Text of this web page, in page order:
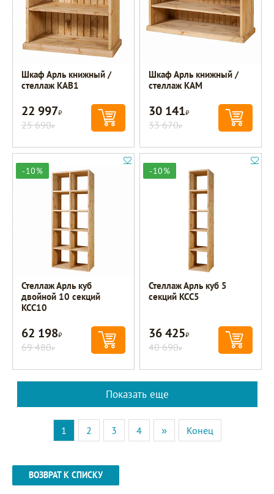
Шкаф Арль книжный /
стеллаж KAB1
22 997Р
25 690Р
Шкаф Арль книжный /
стеллаж KAM
30 141Р
33 670Р
-10%
Стеллаж Арль куб
двойной 10 секций
KCC10
62 198Р
69 480Р
-10%
Стеллаж Арль куб 5
секций KCC5
36 425Р
40 690Р
Показать еще
1 2 3 4 » Конец
ВОЗВРАТ К СПИСКУ